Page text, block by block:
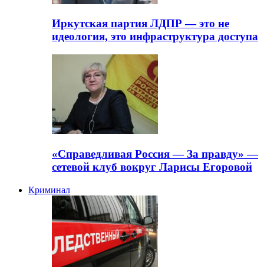
Иркутская партия ЛДПР — это не
идеология, это инфраструктура доступа
«Справедливая Россия — За правду» —
сетевой клуб вокруг Ларисы Егоровой
Криминал